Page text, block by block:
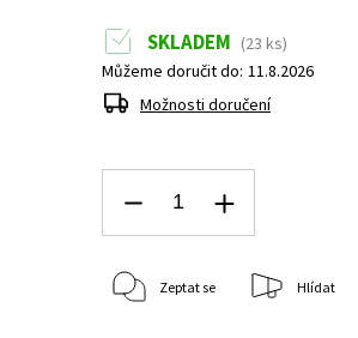
SKLADEM (23 ks)
Můžeme doručit do: 11.8.2026
Možnosti doručení
Zeptat se Hlídat